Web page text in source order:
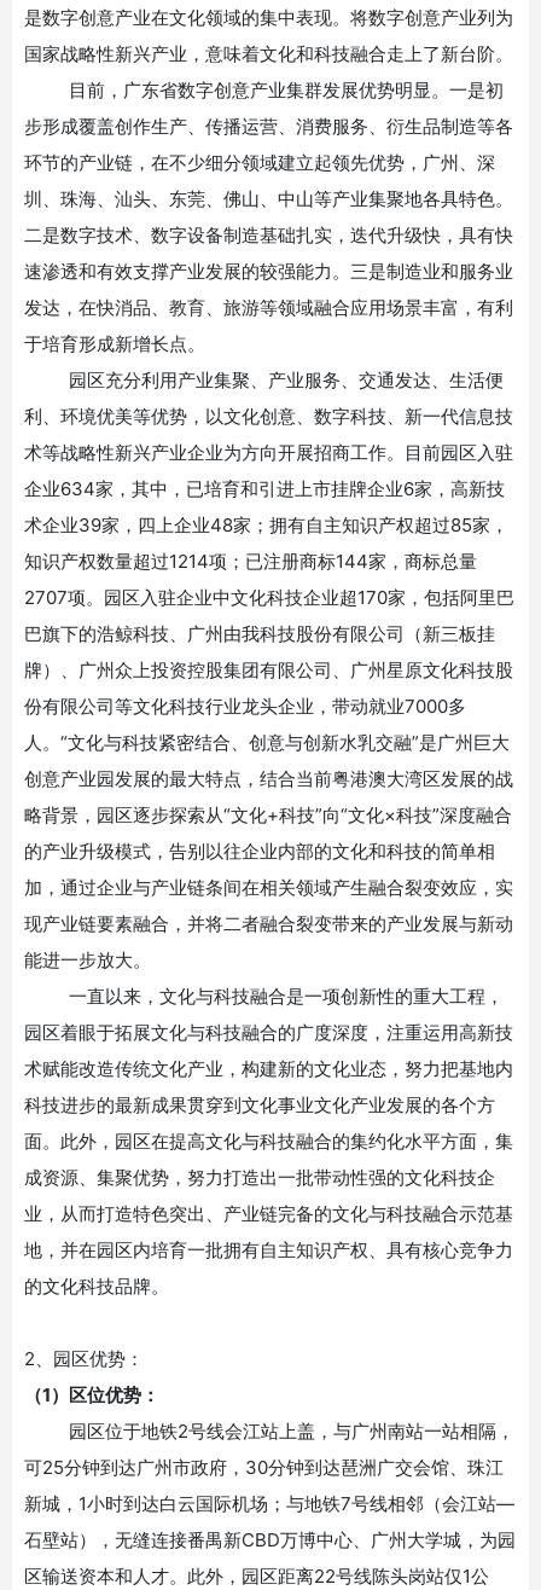
是数字创意产业在文化领域的集中表现。 将数字创意产业列为
国家战略性新兴产业，意味着文化和科技融合走上了新台阶。
目前，广东省数字创意产业集群发展优势明显。一是初
步形成覆盖创作生产、传播运营、消费服务、衍生品制造等各
环节的产业链，在不少细分领域建立起领先优势，广州、深
圳、珠海、汕头、东莞、佛山、中山等产业集聚地各具特色。
二是数字技术、数字设备制造基础扎实，迭代升级快，具有快
速渗透和有效支撑产业发展的较强能力。三是制造业和服务业
发达，在快消品、 教育、旅游等领域融合应用场景丰富，有利
于培育形成新增长点。
园区充分利用产业集聚、产业服务、交通发达、生活便
利、环境优美等优势，以文化创意、数字科技、新一代信息技
术等战略性新兴产业企业为方向开展招商工作。目前园区入驻
企业634家，其中，已培育和引进上市挂牌企业6家，高新技
术企业39家，四上企业48家；拥有自主知识产权超过85家，
知识产权数量超过1214项；已注册商标144家，商标总量
2707项。园区入驻企业中文化科技企业超170家，包括阿里巴
巴旗下的浩鲸科技、广州由我科技股份有限公司（新三板挂
牌）、广州众上投资控股集团有限公司、广州星原文化科技股
份有限公司等文化科技行业龙头企业，带动就业7000多
人。“文化与科技紧密结合、创意与创新水乳交融”是广州巨大
创意产业园发展的最大特点，结合当前粤港澳大湾区发展的战
略背景，园区逐步探索从“文化+科技”向“文化×科技”深度融合
的产业升级模式，告别以往企业内部的文化和科技的简单相
加，通过企业与产业链条间在相关领域产生融合裂变效应，实
现产业链要素融合，并将二者融合裂变带来的产业发展与新动
能进一步放大。
一直以来，文化与科技融合是一项创新性的重大工程，
园区着眼于拓展文化与科技融合的广度深度，注重运用高新技
术赋能改造传统文化产业，构建新的文化业态，努力把基地内
科技进步的最新成果贯穿到文化事业文化产业发展的各个方
面。此外，园区在提高文化与科技融合的集约化水平方面，集
成资源、集聚优势，努力打造出一批带动性强的文化科技企
业，从而打造特色突出、产业链完备的文化与科技融合示范基
地，并在园区内培育一批拥有自主知识产权、具有核心竞争力
的文化科技品牌。
2、园区优势：
（1）区位优势：
园区位于地铁2号线会江站上盖，与广州南站一站相隔，
可25分钟到达广州市政府，30分钟到达琶洲广交会馆、珠江
新城，1小时到达白云国际机场；与地铁7号线相邻（会江站—
石壁站），无缝连接番禺新CBD万博中心、广州大学城，为园
区输送资本和人才。此外，园区距离22号线陈头岗站仅1公